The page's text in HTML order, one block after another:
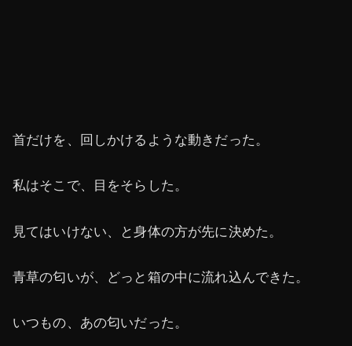
首だけを、回しかけるような動きだった。
私はそこで、目をそらした。
見てはいけない、と身体の方が先に決めた。
青草の匂いが、どっと箱の中に流れ込んできた。
いつもの、あの匂いだった。